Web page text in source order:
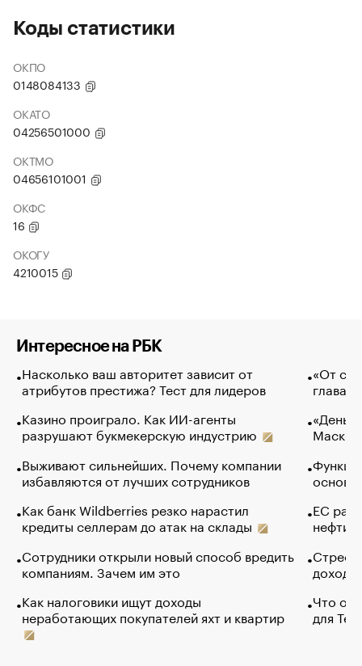
Коды статистики
ОКПО
0148084133
ОКАТО
04256501000
ОКТМО
04656101001
ОКФС
16
ОКОГУ
4210015
Интересное на РБК
Насколько ваш авторитет зависит от
атрибутов престижа? Тест для лидеров
Казино проиграло. Как ИИ-агенты
разрушают букмекерскую индустрию
Выживают сильнейших. Почему компании
избавляются от лучших сотрудников
Как банк Wildberries резко нарастил
кредиты селлерам до атак на склады
Сотрудники открыли новый способ вредить
компаниям. Зачем им это
Как налоговики ищут доходы
неработающих покупателей яхт и квартир
«От
глава
Маск в
основ
ЕС
нефти
Что
для